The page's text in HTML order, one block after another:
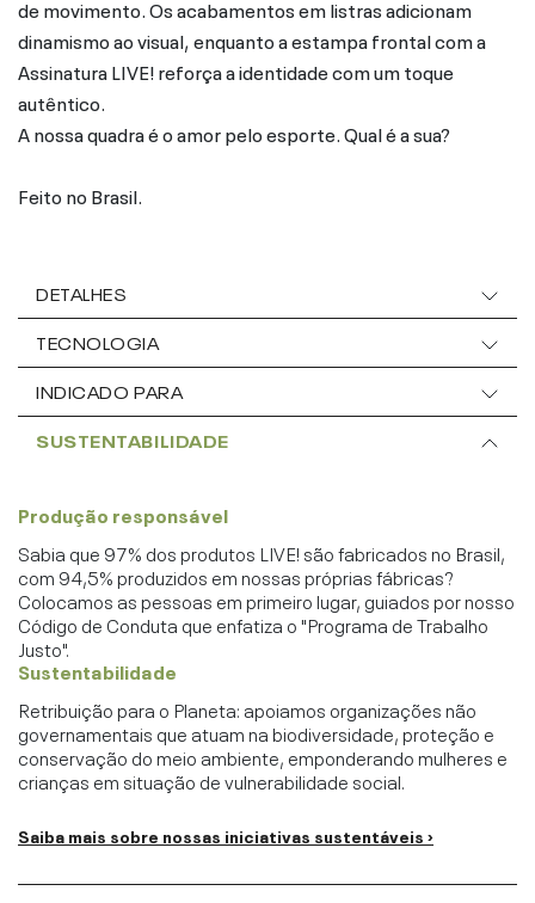
de movimento. Os acabamentos em listras adicionam
dinamismo ao visual, enquanto a estampa frontal com a
Assinatura LIVE! reforça a identidade com um toque
autêntico.
A nossa quadra é o amor pelo esporte. Qual é a sua?
Feito no Brasil.
DETALHES
TECNOLOGIA
INDICADO PARA
SUSTENTABILIDADE
Produção responsável
Sabia que 97% dos produtos LIVE! são fabricados no Brasil,
com 94,5% produzidos em nossas próprias fábricas?
Colocamos as pessoas em primeiro lugar, guiados por nosso
Código de Conduta que enfatiza o "Programa de Trabalho
Justo".
Sustentabilidade
Retribuição para o Planeta: apoiamos organizações não
governamentais que atuam na biodiversidade, proteção e
conservação do meio ambiente, emponderando mulheres e
crianças em situação de vulnerabilidade social.
Saiba mais sobre nossas iniciativas sustentáveis ›